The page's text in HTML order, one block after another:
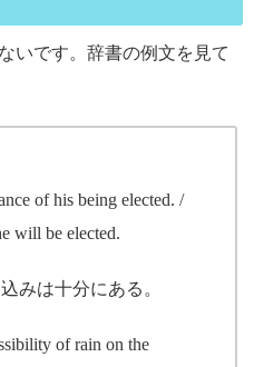
いです。辞書の例文を見て
of his being elected. /
will be elected.
みは十分にある。
of rain on the